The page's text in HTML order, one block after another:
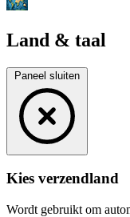
Land & taal
Paneel sluiten
Kies verzendland
Wordt gebruikt om